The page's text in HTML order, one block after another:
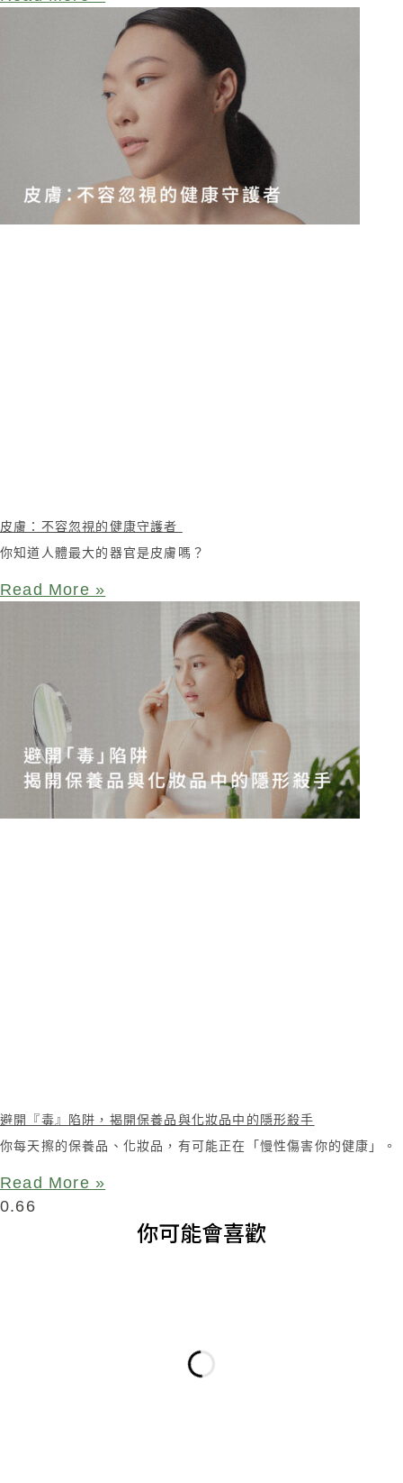
皮膚：不容忽視的健康守護者
你知道人體最大的器官是皮膚嗎？
Read More »
避開『毒』陷阱，揭開保養品與化妝品中的隱形殺手
你每天擦的保養品、化妝品，有可能正在「慢性傷害你的健康」。
Read More »
你可能會喜歡